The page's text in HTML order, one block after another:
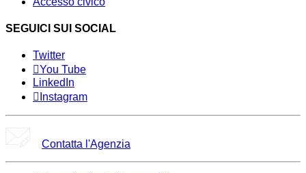
SEGUICI SUI SOCIAL
Twitter
You Tube
LinkedIn
Instagram
Contatta l'Agenzia